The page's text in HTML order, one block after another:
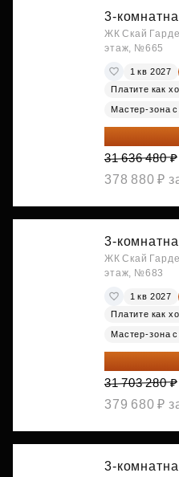
3-
ЖК Скай
этаж, №665
1 кв 2027
Платите как
Мастер-зона
25 309 184
31 636 480 ₽
378 880 ₽
3-
ЖК Скай
этаж, №683
1 кв 2027
Платите как
Мастер-зона
25 362 624
31 703 280 ₽
379 680 ₽
3-